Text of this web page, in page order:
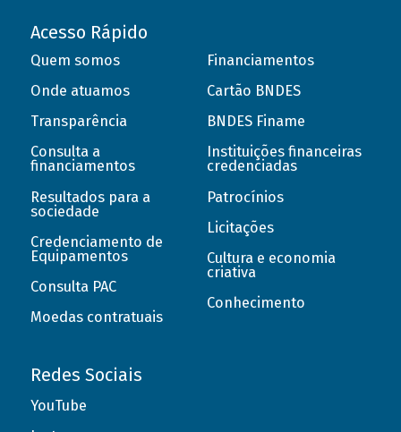
Acesso Rápido
Quem somos
Onde atuamos
Transparência
Consulta a
financiamentos
Resultados para a
sociedade
Credenciamento de
Equipamentos
Consulta PAC
Moedas contratuais
Financiamentos
Cartão BNDES
BNDES Finame
Instituições financeiras
credenciadas
Patrocínios
Licitações
Cultura e economia
criativa
Conhecimento
Redes Sociais
YouTube